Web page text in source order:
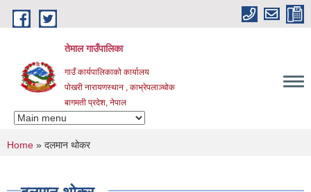
Skip to main content
तेमाल गाउँपालिका
गाउँ कार्यपालिकाको कार्यालय
पोखरी नारायणस्थान , काभ्रेपलाञ्चोक ‌‌‍‍‍‍‍‍
बागमती प्रदेश, नेपाल
You are here
Home » दलमान थोकर